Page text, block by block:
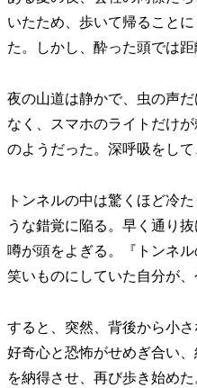
いたため、歩いて帰ること
た。しかし、酔った頭では
夜の山道は静かで、虫の声
なく、スマホのライトだけ
のようだった。深呼吸をして
トンネルの中は驚くほど冷
うな錯覚に陥る。早く通り
噂が頭をよぎる。『トンネ
笑いものにしていた自分が
すると、突然、背後から小
好奇心と恐怖がせめぎ合い
を納得させ、再び歩き始め